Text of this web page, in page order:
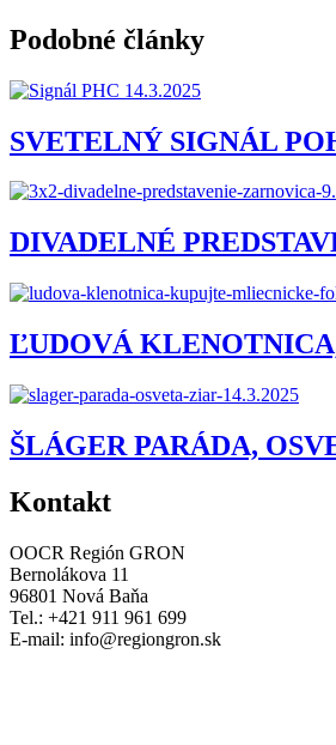
Podobné články
SVETELNÝ SIGNÁL
DIVADELNÉ
ĽUDOVÁ
ŠLÁGER PARÁDA,
Kontakt
OOCR Región GRON
Bernolákova 11
96801 Nová Baňa
Tel.: +421 911 961 699
E-mail: info@regiongron.sk